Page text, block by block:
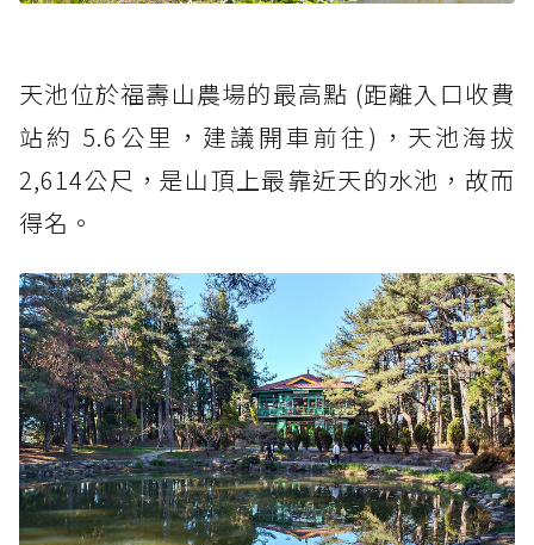
天池位於福壽山農場的最高點 (距離入口收費
站約 5.6公里，建議開車前往)，天池海拔
2,614公尺，是山頂上最靠近天的水池，故而
得名。